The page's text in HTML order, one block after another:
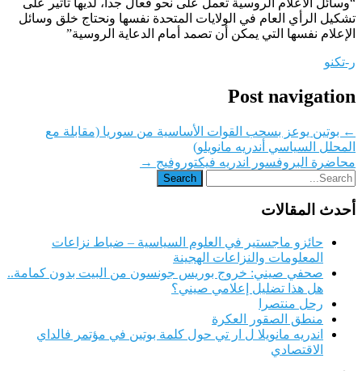
تشكيل الرأي العام في الولايات المتحدة نفسها ونحتاج خلق وسائل
الإعلام نفسها التي يمكن أن تصمد أمام الدعاية الروسية”
ر-تكنو
Post navigation
← بوتين يوعز بسحب القوات الأساسية من سوريا (مقابلة مع
المحلل السياسي أندريه مانويلو)
محاضرة البروفسور اندريه فيكتوروفيج →
أحدث المقالات
حائزو ماجستير في العلوم السياسية – ضباط نزاعات
المعلومات والنزاعات الهجينة
صحفي صيني: خروج بوريس جونسون من البيت بدون كمامة..
هل هذا تضليل إعلامي صيني؟
رحل منتصرا
منطق الصقور العكرة
اندريه مانويلا ل ار تي حول كلمة بوتين في مؤتمر فالداي
الاقتصادي